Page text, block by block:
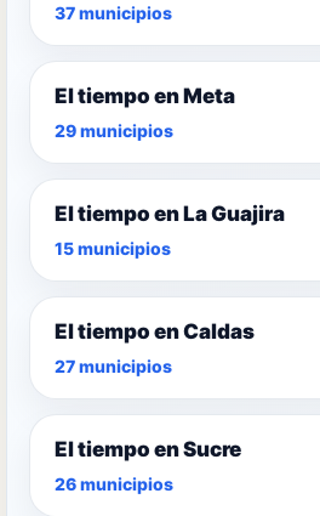
37 municipios
El tiempo en Meta
29 municipios
El tiempo en La Guajira
15 municipios
El tiempo en Caldas
27 municipios
El tiempo en Sucre
26 municipios